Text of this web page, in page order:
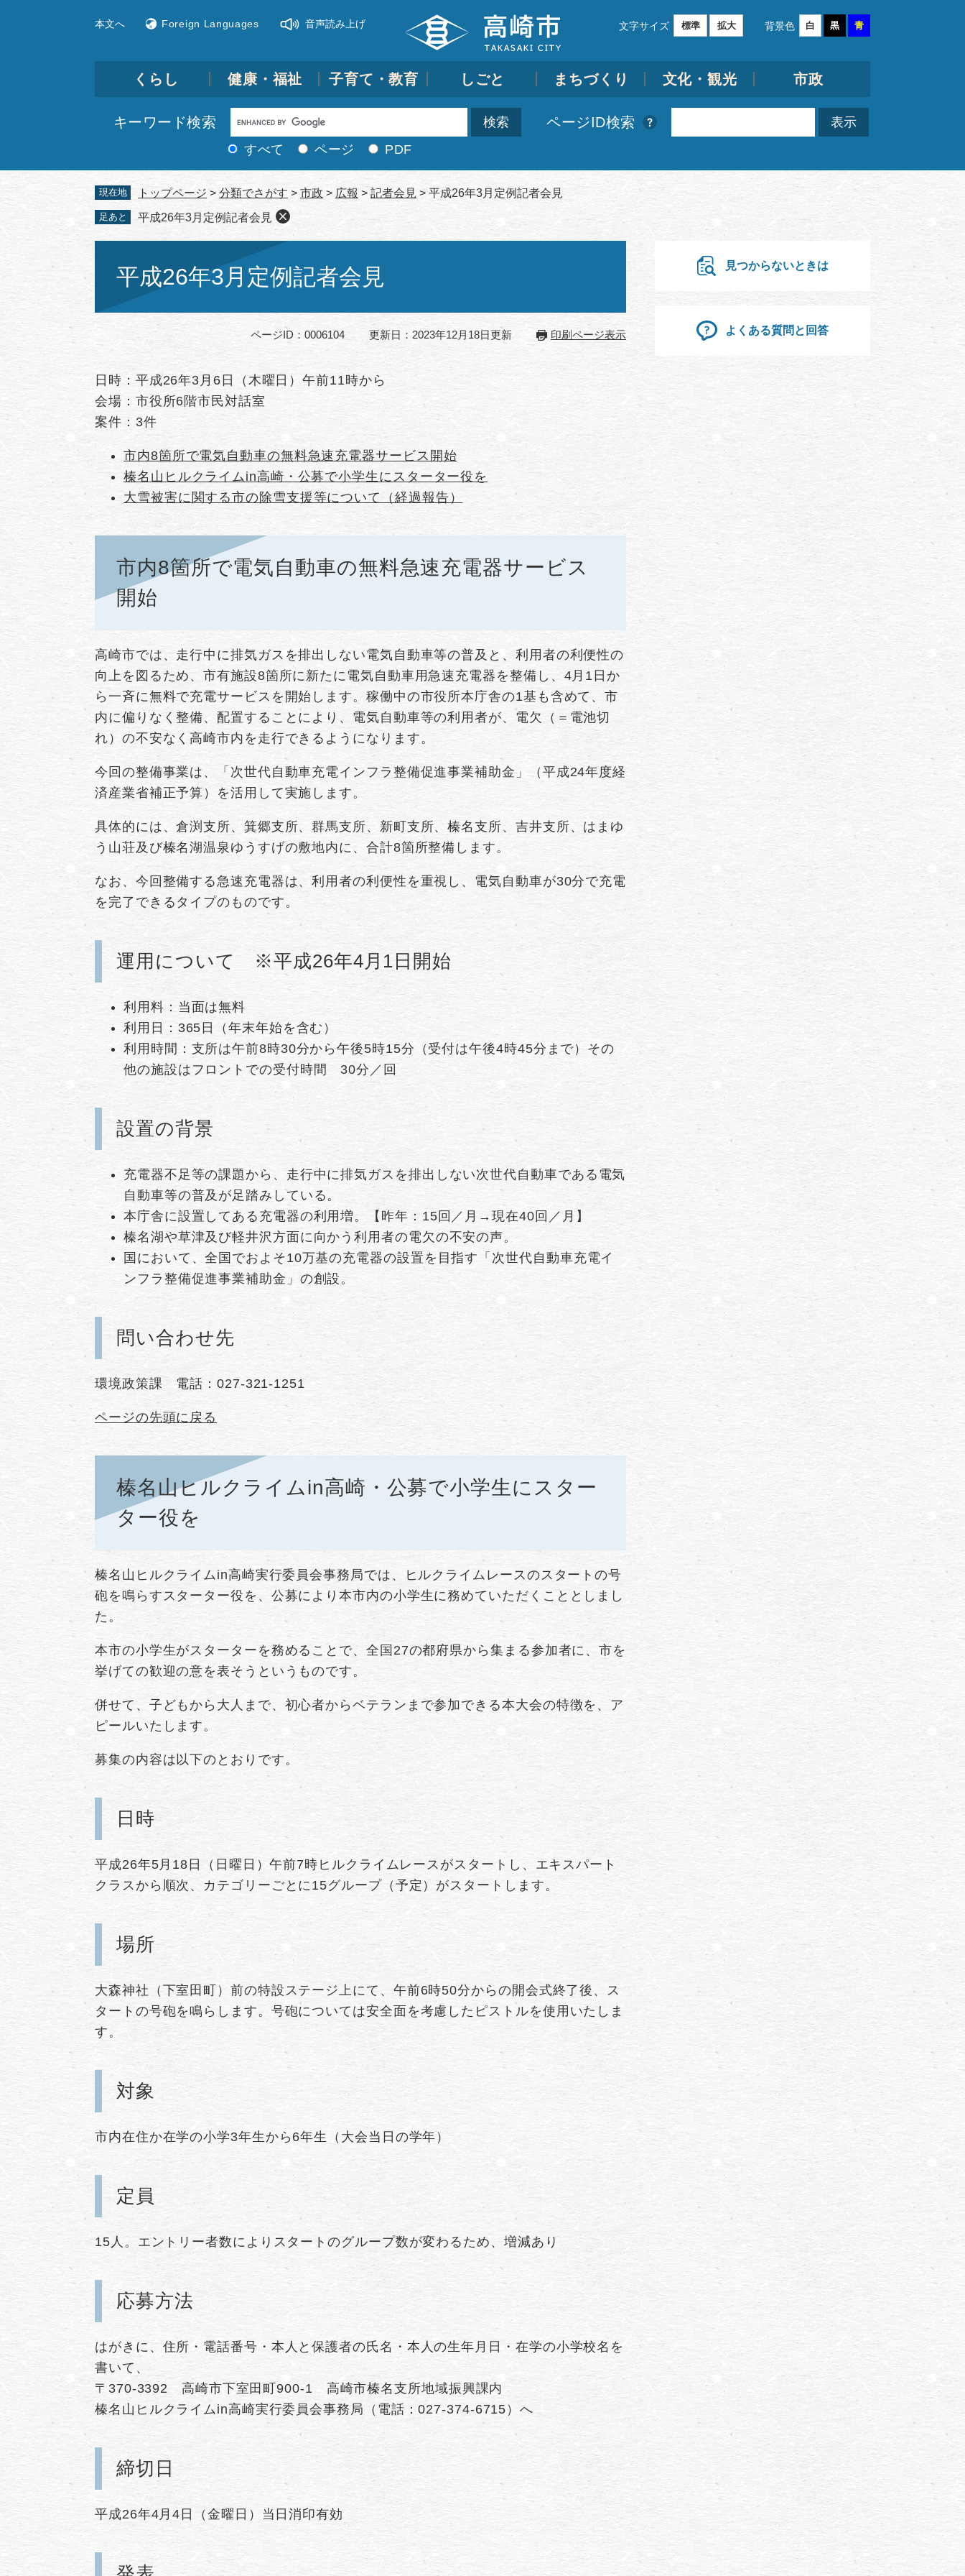
本文へ Foreign Languages 音声読み上げ 文字サイズ 標準 拡大 背景色 白 黒 青
くらし 健康・福祉 子育て・教育 しごと まちづくり 文化・観光 市政
キーワード検索
Google
カ
検
すべて ページ PDF
ページID検索
現在地 トップページ > 分類でさがす > 市政 > 広報 > 記者会見 > 平成26年3月定例記者会見
足あと 平成26年3月定例記者会見
平成26年3月定例記者会見
ページID：0006104 更新日：2023年12月18日更新 印刷ページ表示
日時：平成26年3月6日（木曜日）午前11時から
会場：市役所6階市民対話室
案件：3件
市内8箇所で電気自動車の無料急速充電器サービス開始
榛名山ヒルクライムin高崎・公募で小学生にスターター役を
大雪被害に関する市の除雪支援等について（経過報告）
市内8箇所で電気自動車の無料急速充電器サービス
開始
高崎市では、走行中に排気ガスを排出しない電気自動車等の普及と、利用者の利便性の
向上を図るため、市有施設8箇所に新たに電気自動車用急速充電器を整備し、4月1日か
ら一斉に無料で充電サービスを開始します。稼働中の市役所本庁舎の1基も含めて、市
内に偏りなく整備、配置することにより、電気自動車等の利用者が、電欠（＝電池切
れ）の不安なく高崎市内を走行できるようになります。
今回の整備事業は、「次世代自動車充電インフラ整備促進事業補助金」（平成24年度経
済産業省補正予算）を活用して実施します。
具体的には、倉渕支所、箕郷支所、群馬支所、新町支所、榛名支所、吉井支所、はまゆ
う山荘及び榛名湖温泉ゆうすげの敷地内に、合計8箇所整備します。
なお、今回整備する急速充電器は、利用者の利便性を重視し、電気自動車が30分で充電
を完了できるタイプのものです。
運用について ※平成26年4月1日開始
利用料：当面は無料
利用日：365日（年末年始を含む）
利用時間：支所は午前8時30分から午後5時15分（受付は午後4時45分まで）その
他の施設はフロントでの受付時間 30分／回
設置の背景
充電器不足等の課題から、走行中に排気ガスを排出しない次世代自動車である電気
自動車等の普及が足踏みしている。
本庁舎に設置してある充電器の利用増。【昨年：15回／月→現在40回／月】
榛名湖や草津及び軽井沢方面に向かう利用者の電欠の不安の声。
国において、全国でおよそ10万基の充電器の設置を目指す「次世代自動車充電イ
ンフラ整備促進事業補助金」の創設。
問い合わせ先
環境政策課 電話：027-321-1251
ページの先頭に戻る
榛名山ヒルクライムin高崎・公募で小学生にスター
ター役を
榛名山ヒルクライムin高崎実行委員会事務局では、ヒルクライムレースのスタートの号
砲を鳴らすスターター役を、公募により本市内の小学生に務めていただくこととしまし
た。
本市の小学生がスターターを務めることで、全国27の都府県から集まる参加者に、市を
挙げての歓迎の意を表そうというものです。
併せて、子どもから大人まで、初心者からベテランまで参加できる本大会の特徴を、ア
ピールいたします。
募集の内容は以下のとおりです。
日時
平成26年5月18日（日曜日）午前7時ヒルクライムレースがスタートし、エキスパート
クラスから順次、カテゴリーごとに15グループ（予定）がスタートします。
場所
大森神社（下室田町）前の特設ステージ上にて、午前6時50分からの開会式終了後、ス
タートの号砲を鳴らします。号砲については安全面を考慮したピストルを使用いたしま
す。
対象
市内在住か在学の小学3年生から6年生（大会当日の学年）
定員
15人。エントリー者数によりスタートのグループ数が変わるため、増減あり
応募方法
はがきに、住所・電話番号・本人と保護者の氏名・本人の生年月日・在学の小学校名を
書いて、
〒370-3392 高崎市下室田町900-1 高崎市榛名支所地域振興課内
榛名山ヒルクライムin高崎実行委員会事務局（電話：027-374-6715）へ
締切日
平成26年4月4日（金曜日）当日消印有効
見つからないときは
よくある質問と回答